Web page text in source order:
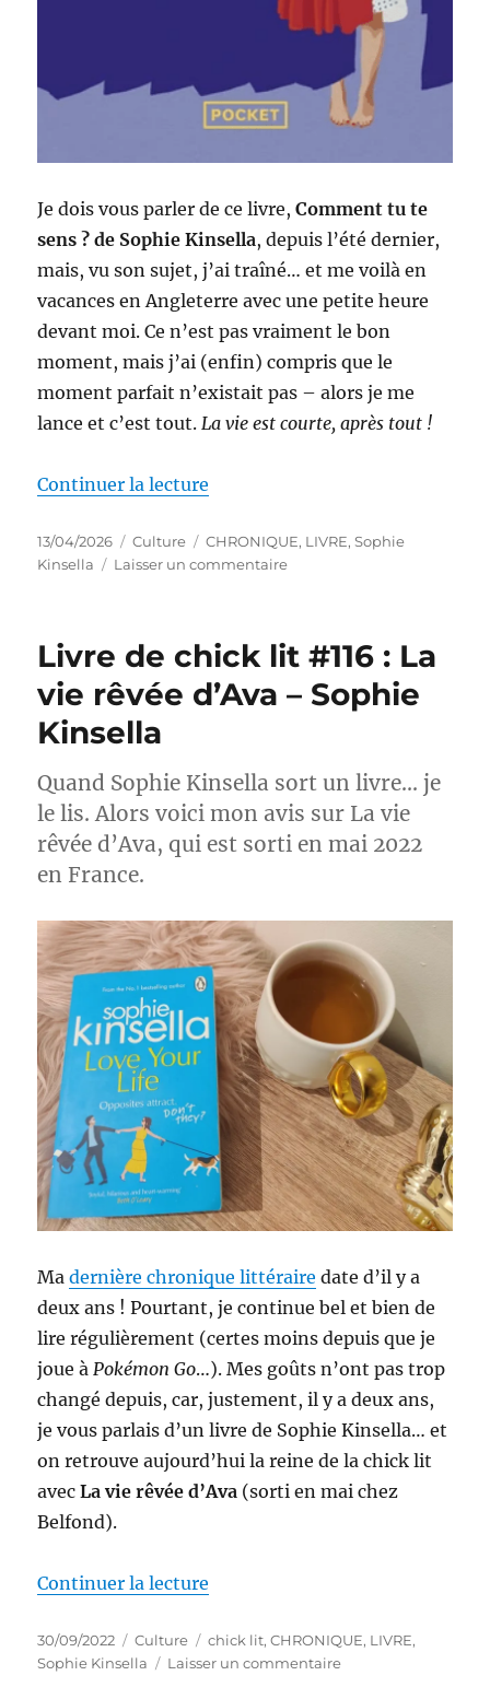
Je dois vous parler de ce livre,Comment tu te
sens ? de Sophie Kinsella, depuis l’été dernier,
mais, vu son sujet, j’ai traîné… et me voilà en
vacances en Angleterre avec une petite heure
devant moi. Ce n’est pas vraiment le bon
moment, mais j’ai (enfin) compris que le
moment parfait n’existait pas – alors je me
lance et c’est tout. La vie est courte, après tout !
Continuer la lecture
Publié
le
13/04/2026 Catégories
Culture Étiquettes
CHRONIQUE, LIVRE,Sophie
Kinsella
Laisser un commentairesur
:
tu
–
Sophie
Kinsella
Livre de chick lit #116 : La
vie rêvée d’Ava – Sophie
Kinsella
Quand Sophie Kinsella sort un livre… je
le lis. Alors voici mon avis sur La vie
rêvée d’Ava, qui est sorti en mai 2022
en France.
Madernière chronique littéraire date d’il y a
deux ans ! Pourtant, je continue bel et bien de
lire régulièrement (certes moins depuis que je
joue à Pokémon Go…). Mes goûts n’ont pas trop
changé depuis, car, justement, il y a deux ans,
je vous parlais d’un livre de Sophie Kinsella… et
on retrouve aujourd’hui la reine de la chick lit
avecLa vie rêvée d’Ava (sorti en mai chez
Belfond).
Continuer la lecture
Publié
le
30/09/2022 Catégories
Culture Étiquettes
chick lit,CHRONIQUE, LIVRE,
Sophie Kinsella
Laisser un commentairesur